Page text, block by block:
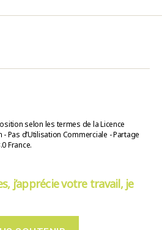
selon les termes de la Licence
Pas d’Utilisation Commerciale - Partage
France.
j’apprécie votre travail, je